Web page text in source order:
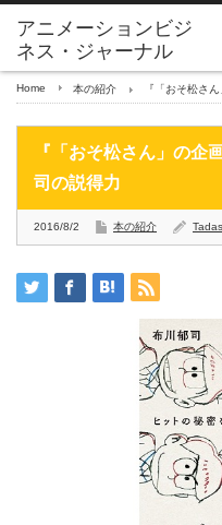
アニメーションビジ
ネス・ジャーナル
Home 本の紹介 『「おそ松さ
『「おそ松さん」の企
司の説得力
2016/8/2 本の紹介